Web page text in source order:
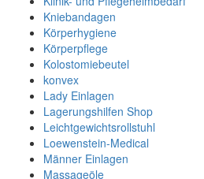
Kniebandagen
Körperhygiene
Körperpflege
Kolostomiebeutel
konvex
Lady Einlagen
Lagerungshilfen Shop
Leichtgewichtsrollstuhl
Loewenstein-Medical
Männer Einlagen
Massageöle